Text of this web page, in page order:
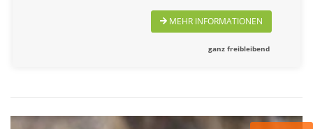
MEHR INFORMATIONEN
ganz freibleibend